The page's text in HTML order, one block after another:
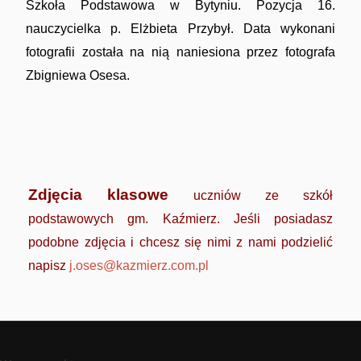
Zdjęcia klasowe uczniów ze szkół
podstawowych gm. Kaźmierz. Jeśli posiadasz
podobne zdjęcia i chcesz się nimi z nami podzielić
napisz j.oses@kazmierz.com.pl
Szkoła Podstawowa w Bytyniu. Pozycja 16.
nauczycielka p. Elżbieta Przybył. Data wykonani
fotografii została na nią naniesiona przez fotografa
Zbigniewa Osesa.